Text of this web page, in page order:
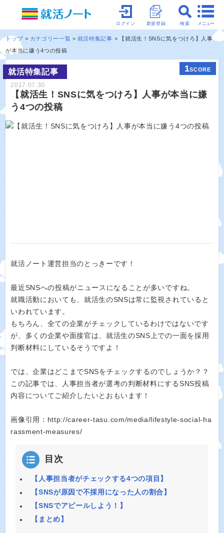
メニュー
検索
新規登録
ログイン
トップ カテゴリー一覧 就活特集記事
【就活生！SNSに気をつけろ】人事
が本当に嫌う4つの投稿
就活特集記事 1SCORE
2017.07.30
【就活生！SNSに気をつけろ】人事が本当に嫌
う4つの投稿
就活ノート運営担当のとっきーです！
最近SNSへの投稿がニュースになることが多いですね。
就職活動においても、就活生のSNSは常に監視されていると
いわれています。
もちろん、全ての企業がチェックしているわけではないです
が、多くの企業や面接官は、就活生のSNS上での一面を採用
判断材料にしているそうですよ！
では、企業はどこまでSNSをチェックするのでしょうか？？
この記事では、人事担当者が選考の判断材料にするSNS投稿
内容についてご紹介したいとおもいます！
画像引用：http://career-tasu.com/media/lifestyle-social-ha
rassment-measures/
目次
【人事担当者がチェックする4つの項目】
【SNSが原因で不採用になった人の割合】
【SNSでアピールしよう！】
【まとめ】